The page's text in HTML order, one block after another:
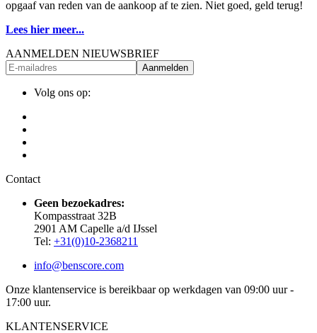
opgaaf van reden van de aankoop af te zien. Niet goed, geld terug!
Lees hier meer...
AANMELDEN NIEUWSBRIEF
Aanmelden
Volg ons op:
Contact
Geen bezoekadres:
Kompasstraat 32B
2901 AM Capelle a/d IJssel
Tel: +31(0)10-2368211
info@benscore.com
Onze klantenservice is bereikbaar op werkdagen van 09:00 uur -
17:00 uur.
KLANTENSERVICE